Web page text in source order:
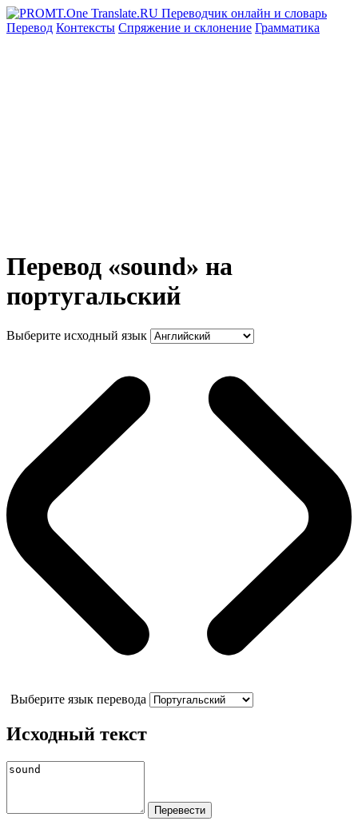
Перевод Контексты Спряжение и склонение Грамматика
Перевод «sound» на
португальский
Выберите исходный язык
Выберите язык перевода
Исходный текст